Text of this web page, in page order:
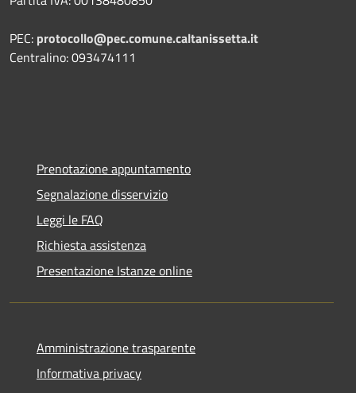
PEC: protocollo@pec.comune.caltanissetta.it
Centralino: 093474111
Prenotazione appuntamento
Segnalazione disservizio
Leggi le FAQ
Richiesta assistenza
Presentazione Istanze online
Amministrazione trasparente
Informativa privacy